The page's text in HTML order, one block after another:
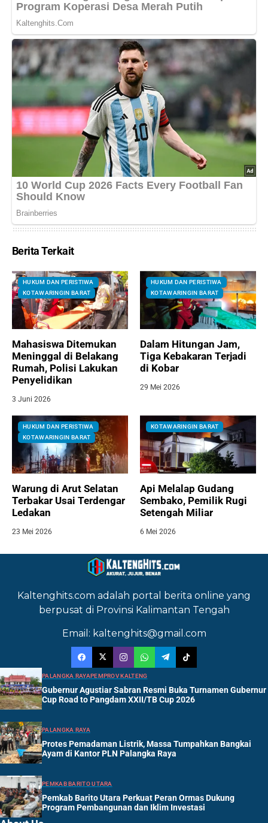
Berita Terkait
HUKUM DAN PERISTIWA
KOTAWARINGIN BARAT
Mahasiswa Ditemukan
Meninggal di Belakang
Rumah, Polisi Lakukan
Penyelidikan
3 Juni 2026
HUKUM DAN PERISTIWA
KOTAWARINGIN BARAT
Dalam Hitungan Jam,
Tiga Kebakaran Terjadi
di Kobar
29 Mei 2026
HUKUM DAN PERISTIWA
KOTAWARINGIN BARAT
Warung di Arut Selatan
Terbakar Usai Terdengar
Ledakan
23 Mei 2026
KOTAWARINGIN BARAT
Api Melalap Gudang
Sembako, Pemilik Rugi
Setengah Miliar
6 Mei 2026
Kaltenghits.com adalah portal berita online yang
berpusat di Provinsi Kalimantan Tengah
Email: kaltenghits@gmail.com
PALANGKA RAYAPEMPROV KALTENG
Gubernur Agustiar Sabran Resmi Buka Turnamen Gubernur
Cup Road to Pangdam XXII/TB Cup 2026
PALANGKA RAYA
Protes Pemadaman Listrik, Massa Tumpahkan Bangkai
Ayam di Kantor PLN Palangka Raya
PEMKAB BARITO UTARA
Pemkab Barito Utara Perkuat Peran Ormas Dukung
Program Pembangunan dan Iklim Investasi